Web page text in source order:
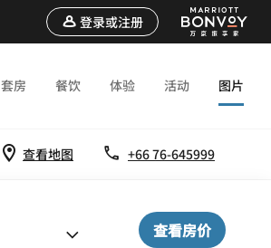
登录或注册
套房 餐饮 体验 活动 图片
查看地图 +66 76-645999
查看房价